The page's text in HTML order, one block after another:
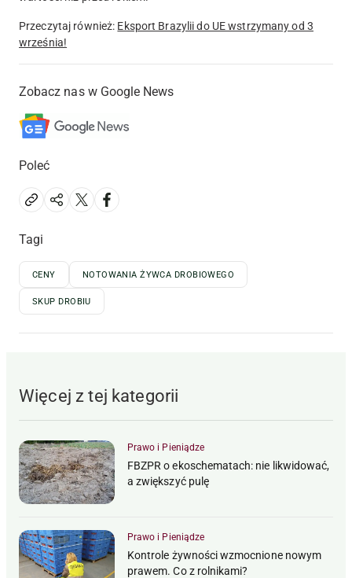
Przeczytaj również: Eksport Brazylii do UE wstrzymany od 3
września!
Zobacz nas w Google News
Poleć
Tagi
CENY NOTOWANIA ŻYWCA DROBIOWEGO
SKUP DROBIU
Więcej z tej kategorii
Prawo i Pieniądze
FBZPR o ekoschematach: nie likwidować,
a zwiększyć pulę
Prawo i Pieniądze
Kontrole żywności wzmocnione nowym
prawem. Co z rolnikami?